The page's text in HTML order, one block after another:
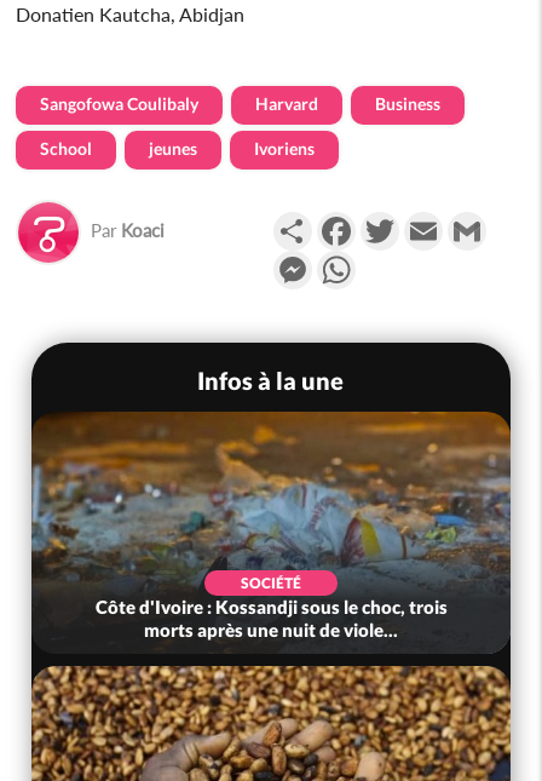
Donatien Kautcha, Abidjan
Sangofowa Coulibaly Harvard Business
School jeunes Ivoriens
Par Koaci PartagerFacebookTwitterEmail
Messenger
Infos à la une
SOCIÉTÉ
Côte d'Ivoire : Kossandji sous le choc, trois
morts après une nuit de viole...